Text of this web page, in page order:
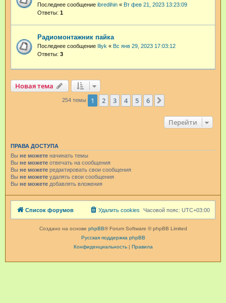
Последнее сообщение ibredihin « Вт фев 21, 2023 13:23:09
Ответы: 1
Радиомонтажник пайка
Последнее сообщение Iliyk « Вс янв 29, 2023 17:03:12
Ответы: 3
Новая тема
254 темы 1 2 3 4 5 6
Перейти
ПРАВА ДОСТУПА
Вы не можете начинать темы
Вы не можете отвечать на сообщения
Вы не можете редактировать свои сообщения
Вы не можете удалять свои сообщения
Вы не можете добавлять вложения
Список форумов Часовой пояс: UTC+03:00
Удалить cookies
Создано на основе phpBB® Forum Software © phpBB Limited
Русская поддержка phpBB
Конфиденциальность| Правила